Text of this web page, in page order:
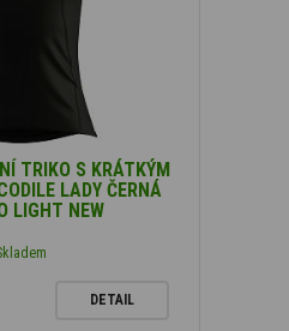
TRIKO S KRÁTKÝM
LADY ČERNÁ
LIGHT NEW
DETAIL